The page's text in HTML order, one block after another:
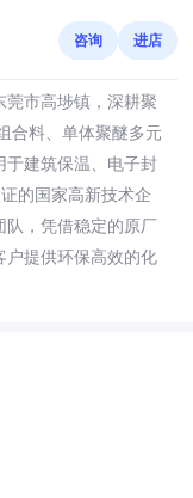
咨询 进店
莞市高埗镇，深耕聚
合料、单体聚醚多元
于建筑保温、电子封
的国家高新技术企
队，凭借稳定的原厂
户提供环保高效的化